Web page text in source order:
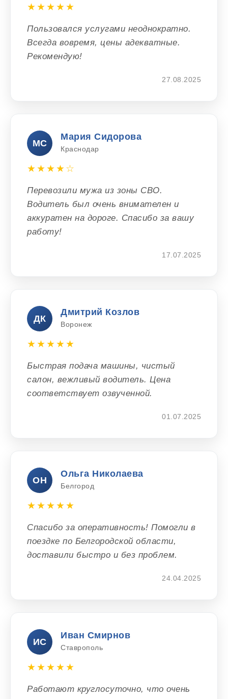
★★★★★
Пользовался услугами неоднократно.
Всегда вовремя, цены адекватные.
Рекомендую!
27.08.2025
МС
Мария Сидорова
Краснодар
★★★★☆
Перевозили мужа из зоны СВО.
Водитель был очень внимателен и
аккуратен на дороге. Спасибо за вашу
работу!
17.07.2025
ДК
Дмитрий Козлов
Воронеж
★★★★★
Быстрая подача машины, чистый
салон, вежливый водитель. Цена
соответствует озвученной.
01.07.2025
ОН
Ольга Николаева
Белгород
★★★★★
Спасибо за оперативность! Помогли в
поездке по Белгородской области,
доставили быстро и без проблем.
24.04.2025
ИС
Иван Смирнов
Ставрополь
★★★★★
Работают круглосуточно, что очень